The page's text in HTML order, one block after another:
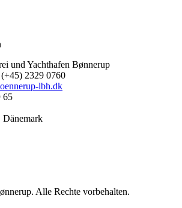
und Yachthafen Bønnerup
2329 0760
lbh.dk
65
Dänemark
. Alle Rechte vorbehalten.